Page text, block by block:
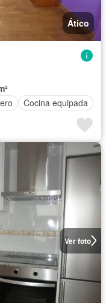
Ático
Cocina equipada
Ver foto